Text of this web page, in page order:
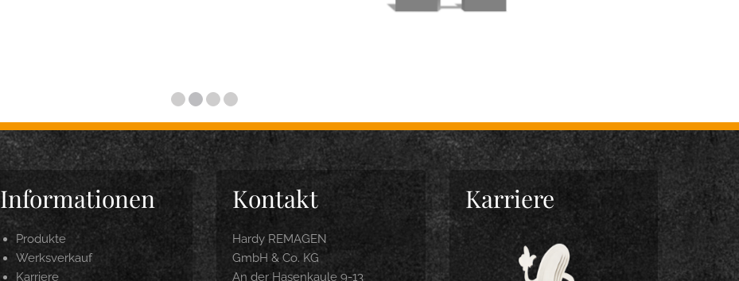
Informationen
Produkte
Werksverkauf
Karriere
Kontakt
Hardy REMAGEN
GmbH & Co. KG
An der Hasenkaule 9-13
Karriere